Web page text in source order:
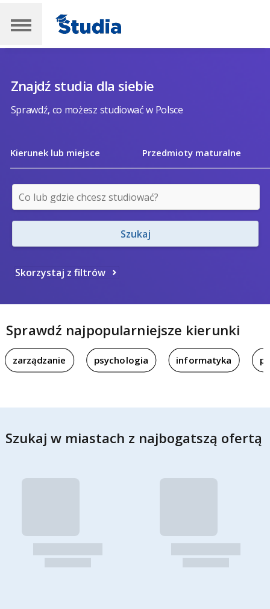
Znajdź studia dla siebie
Sprawdź, co możesz studiować w Polsce
Kierunek lub miejsce Przedmioty maturalne
Szukaj
Skorzystaj z filtrów
Sprawdź najpopularniejsze kierunki
zarządzanie psychologia informatyka
Szukaj w miastach z najbogatszą ofertą